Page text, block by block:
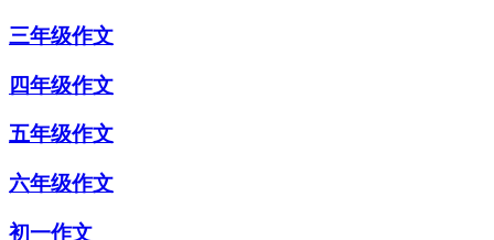
三年级作文
四年级作文
五年级作文
六年级作文
初一作文